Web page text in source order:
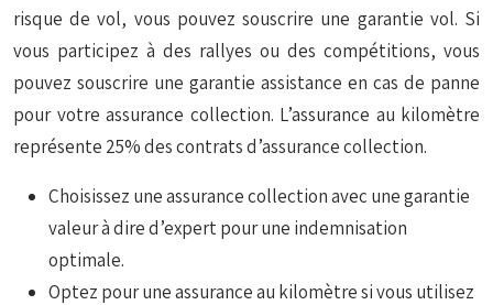
risque de vol, vous pouvez souscrire une garantie vol. Si
vous participez à des rallyes ou des compétitions, vous
pouvez souscrire une garantie assistance en cas de panne
pour votre assurance collection. L’assurance au kilomètre
représente 25% des contrats d’assurance collection.
Choisissez une assurance collection avec une garantie
valeur à dire d’expert pour une indemnisation
optimale.
Optez pour une assurance au kilomètre si vous utilisez